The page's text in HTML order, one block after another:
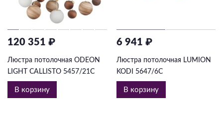
120 351 ₽
Люстра потолочная ODEON
LIGHT CALLISTO 5457/21C
В корзину
6 941 ₽
Люстра потолочная LUMION
KODI 5647/6C
В корзину